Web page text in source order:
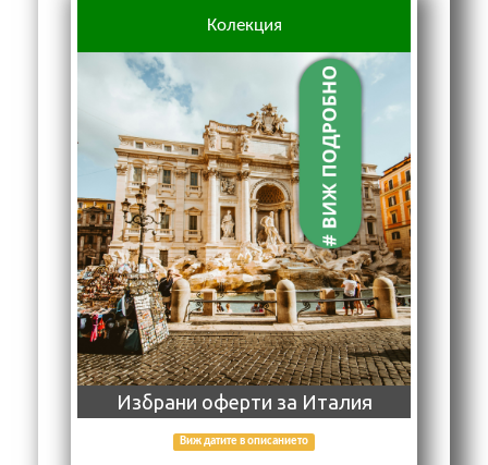
Колекция
Избрани оферти за Итaлия
Виж датите в описанието